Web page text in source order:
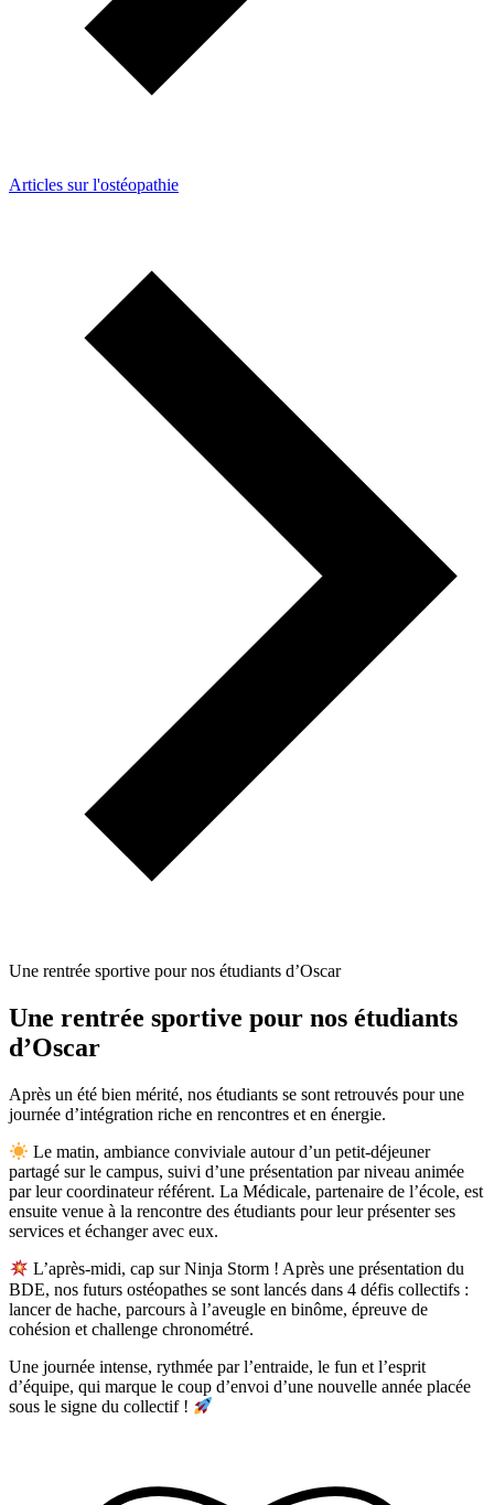
Articles sur l'ostéopathie
Une rentrée sportive pour nos étudiants d’Oscar
Une rentrée sportive pour nos étudiants
d’Oscar
Après un été bien mérité, nos étudiants se sont retrouvés pour une
journée d’intégration riche en rencontres et en énergie.
Le matin, ambiance conviviale autour d’un petit-déjeuner
partagé sur le campus, suivi d’une présentation par niveau animée
par leur coordinateur référent. La Médicale, partenaire de l’école, est
ensuite venue à la rencontre des étudiants pour leur présenter ses
services et échanger avec eux.
L’après-midi, cap sur Ninja Storm ! Après une présentation du
BDE, nos futurs ostéopathes se sont lancés dans 4 défis collectifs :
lancer de hache, parcours à l’aveugle en binôme, épreuve de
cohésion et challenge chronométré.
Une journée intense, rythmée par l’entraide, le fun et l’esprit
d’équipe, qui marque le coup d’envoi d’une nouvelle année placée
sous le signe du collectif !